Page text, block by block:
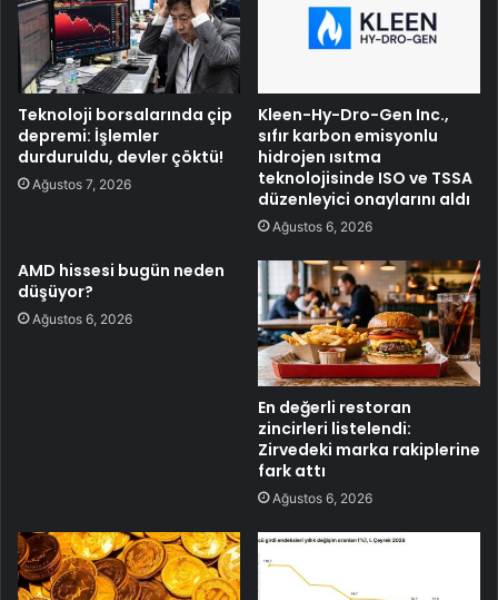
Teknoloji borsalarında çip
depremi: İşlemler
durduruldu, devler çöktü!
Ağustos 7, 2026
Kleen-Hy-Dro-Gen Inc.,
sıfır karbon emisyonlu
hidrojen ısıtma
teknolojisinde ISO ve TSSA
düzenleyici onaylarını aldı
Ağustos 6, 2026
AMD hissesi bugün neden
düşüyor?
Ağustos 6, 2026
En değerli restoran
zincirleri listelendi:
Zirvedeki marka rakiplerine
fark attı
Ağustos 6, 2026